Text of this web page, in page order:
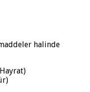
halinde